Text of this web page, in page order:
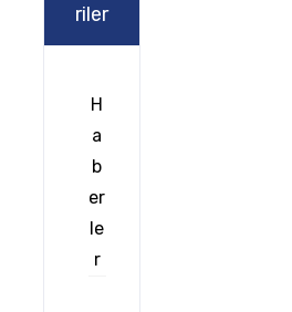
riler
H
a
b
er
le
r